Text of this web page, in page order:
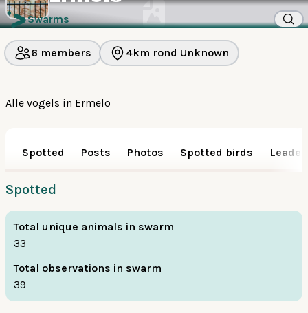
Swarms
6 members 4km rond Unknown
Alle vogels in Ermelo
Spotted Posts Photos Spotted birds
Spotted
Total unique animals in swarm
33
Total observations in swarm
39